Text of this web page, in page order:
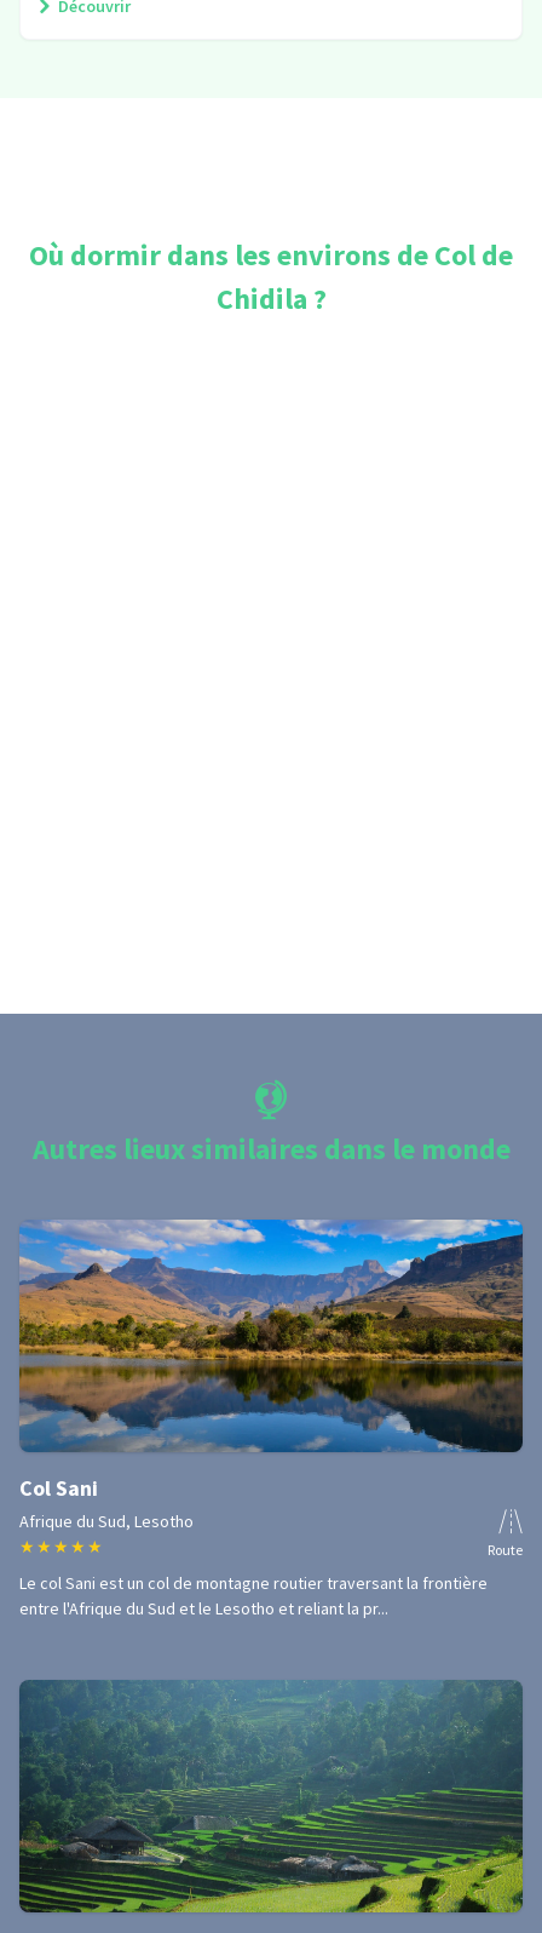
Découvrir
Où dormir dans les environs deCol de
Chidila ?
Autres lieux similaires dans le monde
Col Sani
Afrique du Sud, Lesotho
★ ★ ★ ★ ★ Route
Le col Sani est un col de montagne routier traversant la frontière
entre l'Afrique du Sud et le Lesotho et reliant la pr...